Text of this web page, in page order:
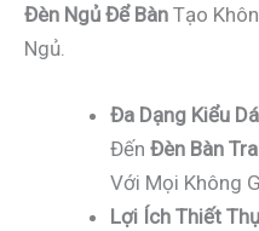
Đèn Ngủ Để Bàn Tạo
Ngủ.
Đa Dạng Kiểu
Đến Đèn Bàn
Với Mọi Không
Lợi Ích Thiết